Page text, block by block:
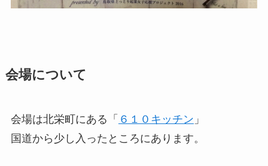
会場について
会場は北栄町にある「 ６１０キッチン 」
国道から少し入ったところにあります。